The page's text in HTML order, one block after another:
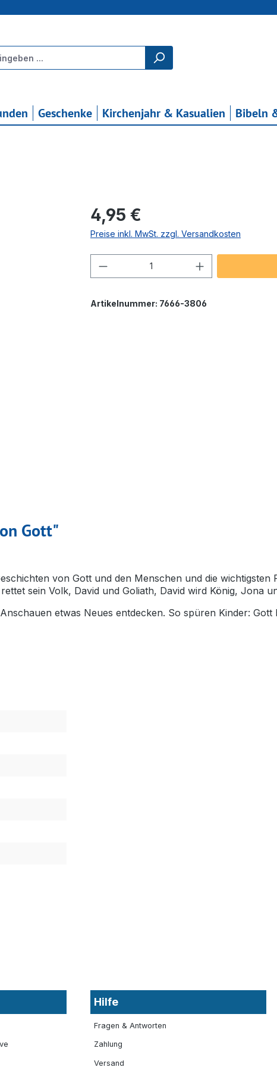
Geschenke Kirchenjahr & Kasualien Bibeln
Regulärer Preis:
4,95 €
Preise inkl. MwSt. zzgl. Versandkosten
Produkt Anzahl: Gib den
Artikelnummer: 7666-3806
Gott"
von Gott und den Menschen und die wichtigsten
sein Volk, David und Goliath, David wird König, Jona
etwas Neues entdecken. So spüren Kinder:
Hilfe
Fragen & Antworten
Zahlung
Versand